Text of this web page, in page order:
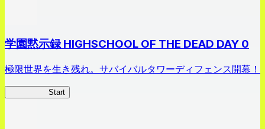
学園黙示録 HIGHSCHOOL OF THE DEAD DAY 0
極限世界を生き残れ。サバイバルタワーディフェンス開幕！
Start